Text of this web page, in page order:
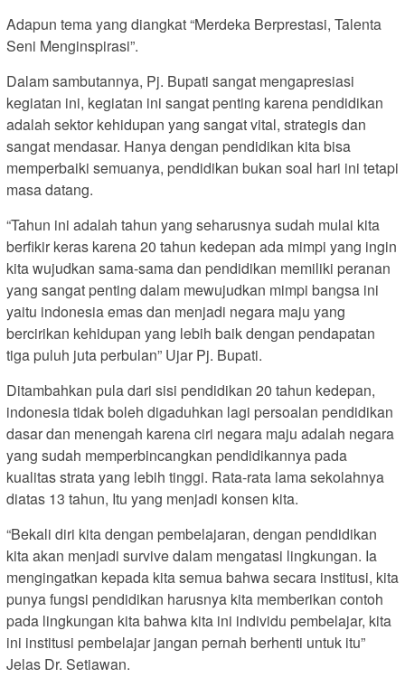
Adapun tema yang diangkat “Merdeka Berprestasi, Talenta
Seni Menginspirasi”.
Dalam sambutannya, Pj. Bupati sangat mengapresiasi
kegiatan ini, kegiatan ini sangat penting karena pendidikan
adalah sektor kehidupan yang sangat vital, strategis dan
sangat mendasar. Hanya dengan pendidikan kita bisa
memperbaiki semuanya, pendidikan bukan soal hari ini tetapi
masa datang.
“Tahun ini adalah tahun yang seharusnya sudah mulai kita
berfikir keras karena 20 tahun kedepan ada mimpi yang ingin
kita wujudkan sama-sama dan pendidikan memiliki peranan
yang sangat penting dalam mewujudkan mimpi bangsa ini
yaitu indonesia emas dan menjadi negara maju yang
bercirikan kehidupan yang lebih baik dengan pendapatan
tiga puluh juta perbulan” Ujar Pj. Bupati.
Ditambahkan pula dari sisi pendidikan 20 tahun kedepan,
indonesia tidak boleh digaduhkan lagi persoalan pendidikan
dasar dan menengah karena ciri negara maju adalah negara
yang sudah memperbincangkan pendidikannya pada
kualitas strata yang lebih tinggi. Rata-rata lama sekolahnya
diatas 13 tahun, Itu yang menjadi konsen kita.
“Bekali diri kita dengan pembelajaran, dengan pendidikan
kita akan menjadi survive dalam mengatasi lingkungan. Ia
mengingatkan kepada kita semua bahwa secara institusi, kita
punya fungsi pendidikan harusnya kita memberikan contoh
pada lingkungan kita bahwa kita ini individu pembelajar, kita
ini institusi pembelajar jangan pernah berhenti untuk itu”
Jelas Dr. Setiawan.